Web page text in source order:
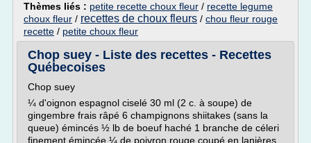
Thèmes liés : petite recette choux fleur / recette legume
choux fleur / recettes de choux fleurs / chou fleur rouge
recette / petite choux fleur
Chop suey - Liste des recettes - Recettes
Québecoises
Chop suey
¼ d'oignon espagnol ciselé 30 ml (2 c. à soupe) de
gingembre frais râpé 6 champignons shiitakes (sans la
queue) émincés ½ lb de boeuf haché 1 branche de céleri
finement émincée ¼ de poivron rouge coupé en lanières